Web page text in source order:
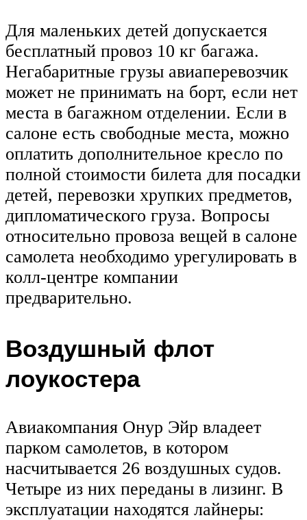
Для маленьких детей допускается
бесплатный провоз 10 кг багажа.
Негабаритные грузы авиаперевозчик
может не принимать на борт, если нет
места в багажном отделении. Если в
салоне есть свободные места, можно
оплатить дополнительное кресло по
полной стоимости билета для посадки
детей, перевозки хрупких предметов,
дипломатического груза. Вопросы
относительно провоза вещей в салоне
самолета необходимо урегулировать в
колл-центре компании
предварительно.
Воздушный флот
лоукостера
Авиакомпания Онур Эйр владеет
парком самолетов, в котором
насчитывается 26 воздушных судов.
Четыре из них переданы в лизинг. В
эксплуатации находятся лайнеры: